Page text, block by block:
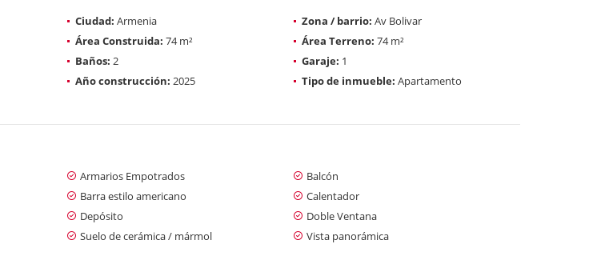
Ciudad: Armenia Zona / barrio: Av Bolivar
Área Construida: 74 m² Área Terreno: 74 m²
Baños: 2 Garaje: 1
Año construcción: 2025 Tipo de inmueble: Apartamento
Armarios Empotrados
Balcón
Barra estilo americano
Calentador
Depósito
Doble Ventana
Suelo de cerámica / mármol
Vista panorámica